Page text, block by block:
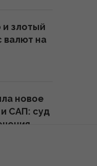
The
возле
в
злотый
валют на
новое
САП: суд